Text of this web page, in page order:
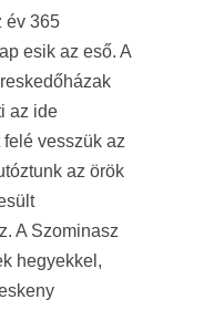
év 365
esik az eső. A
az ide
vesszük az
az örök
A Szominasz
hegyekkel,